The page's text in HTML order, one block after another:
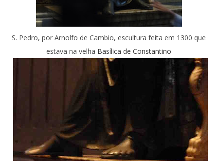
S. Pedro, por Arnolfo de Cambio, escultura feita em 1300 que
estava na velha Basílica de Constantino